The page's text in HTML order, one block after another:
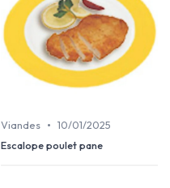
Viandes • 10/01/2025
Escalope poulet pane